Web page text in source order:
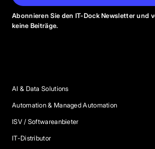
Abonnieren Sie den IT-Dock Newsletter und
keine Beiträge.
AI & Data Solutions
Automation & Managed Automation
ISV / Softwareanbieter
IT-Distributor